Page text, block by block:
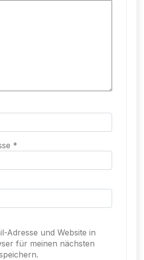
*
Adresse und Website in
für meinen nächsten